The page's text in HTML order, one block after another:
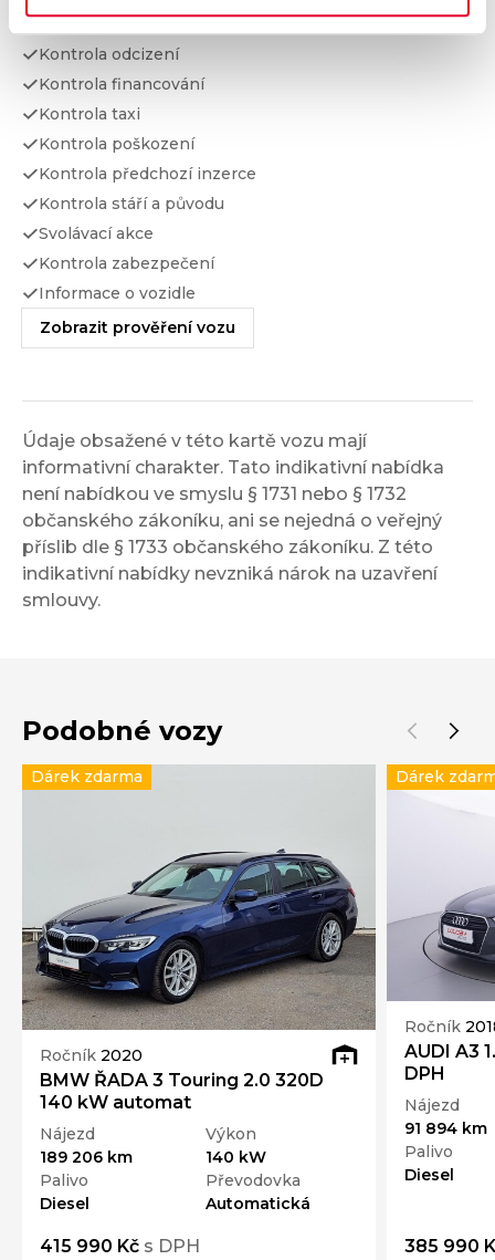
Kontrola najetých km
Kontrola odcizení
Kontrola financování
Kontrola taxi
Kontrola poškození
Kontrola předchozí inzerce
Kontrola stáří a původu
Svolávací akce
Kontrola zabezpečení
Informace o vozidle
Zobrazit prověření vozu
Údaje obsažené v této kartě vozu mají
informativní charakter. Tato indikativní nabídka
není nabídkou ve smyslu § 1731 nebo § 1732
občanského zákoníku, ani se nejedná o veřejný
příslib dle § 1733 občanského zákoníku. Z této
indikativní nabídky nevzniká nárok na uzavření
smlouvy.
Podobné vozy
Ročník 2020
BMW ŘADA 3 Touring 2.0 320D
140 kW automat
Nájezd
189 206 km
Výkon
140 kW
Palivo
Diesel
Převodovka
Automatická
415 990 Kč s DPH
Dárek zdarma
Ročník
AUDI A3
DPH
Nájezd
91 894 km
Palivo
Diesel
385 990
Dárek